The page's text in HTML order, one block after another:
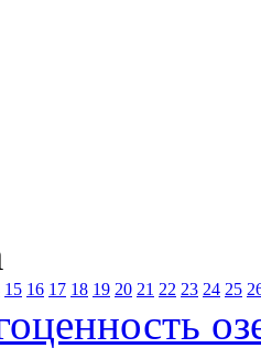
15 16 17 18 19 20 21 22 23 24 25